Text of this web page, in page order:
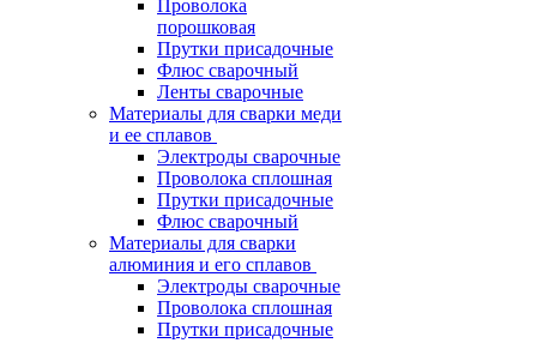
Проволока
порошковая
Прутки присадочные
Флюс сварочный
Ленты сварочные
Материалы для сварки меди
и ее сплавов
Электроды сварочные
Проволока сплошная
Прутки присадочные
Флюс сварочный
Материалы для сварки
алюминия и его сплавов
Электроды сварочные
Проволока сплошная
Прутки присадочные